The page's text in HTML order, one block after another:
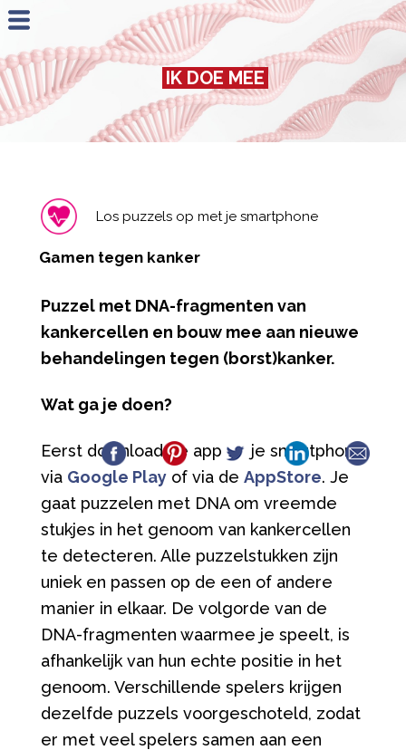
Jump to navigation
IK DOE MEE
Los puzzels op met je smartphone
Gamen tegen kanker
Puzzel met DNA-fragmenten van
kankercellen en bouw mee aan nieuwe
behandelingen tegen (borst)kanker.
Wat ga je doen?
Eerst download de app op je smartphone
via Google Playof via de AppStore. Je
gaat puzzelen met DNA om vreemde
stukjes in het genoom van kankercellen
te detecteren. Alle puzzelstukken zijn
uniek en passen op de een of andere
manier in elkaar. De volgorde van de
DNA-fragmenten waarmee je speelt, is
afhankelijk van hun echte positie in het
genoom. Verschillende spelers krijgen
dezelfde puzzels voorgeschoteld, zodat
er met veel spelers samen aan een